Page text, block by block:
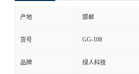
产地 邯郸
货号 GG-108
品牌 绿人科技